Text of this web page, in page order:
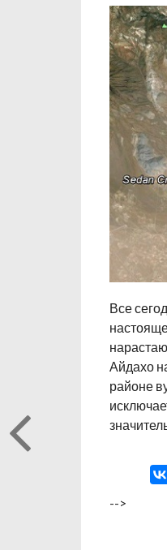
Все
Айдахо
районе
-->